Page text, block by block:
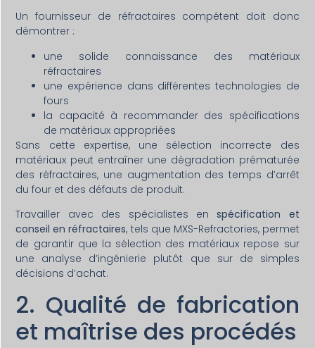
Un fournisseur de réfractaires compétent doit donc
démontrer :
une solide connaissance des matériaux
réfractaires
une expérience dans différentes technologies de
fours
la capacité à recommander des spécifications
de matériaux appropriées
Sans cette expertise, une sélection incorrecte des
matériaux peut entraîner une dégradation prématurée
des réfractaires, une augmentation des temps d’arrêt
du four et des défauts de produit.
Travailler avec des spécialistes enspécification et
conseil en réfractaires, tels que MXS-Refractories, permet
de garantir que la sélection des matériaux repose sur
une analyse d’ingénierie plutôt que sur de simples
décisions d’achat.
2. Qualité de fabrication
et maîtrise des procédés